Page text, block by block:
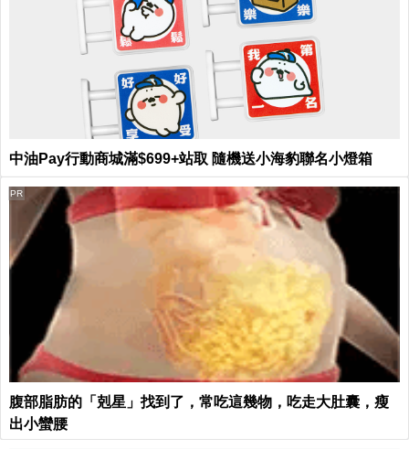
中油Pay行動商城滿$699+站取 隨機送小海豹聯名小燈箱
腹部脂肪的「剋星」找到了，常吃這幾物，吃走大肚囊，瘦
出小蠻腰
PR